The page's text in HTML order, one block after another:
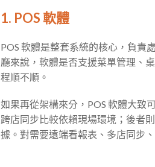
1. POS 軟體
POS 軟體是整套系統的核心，負責
廳來說，軟體是否支援菜單管理、
程順不順。
如果再從架構來分，POS 軟體大致
跨店同步比較依賴現場環境；後者
據。對需要遠端看報表、多店同步